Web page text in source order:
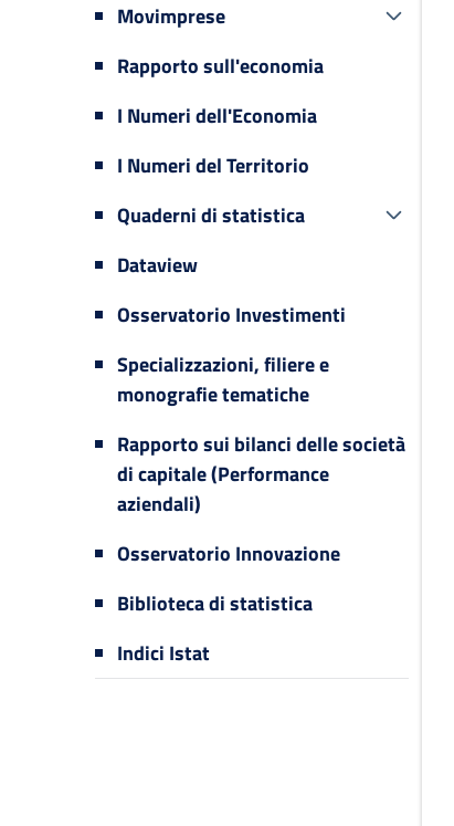
Movimprese
Rapporto sull'economia
I Numeri dell'Economia
I Numeri del Territorio
Quaderni di statistica
Dataview
Osservatorio Investimenti
Specializzazioni, filiere e
monografie tematiche
Rapporto sui bilanci delle società
di capitale (Performance
aziendali)
Osservatorio Innovazione
Biblioteca di statistica
Indici Istat